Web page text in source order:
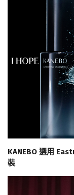
KANEBO 選用
裝